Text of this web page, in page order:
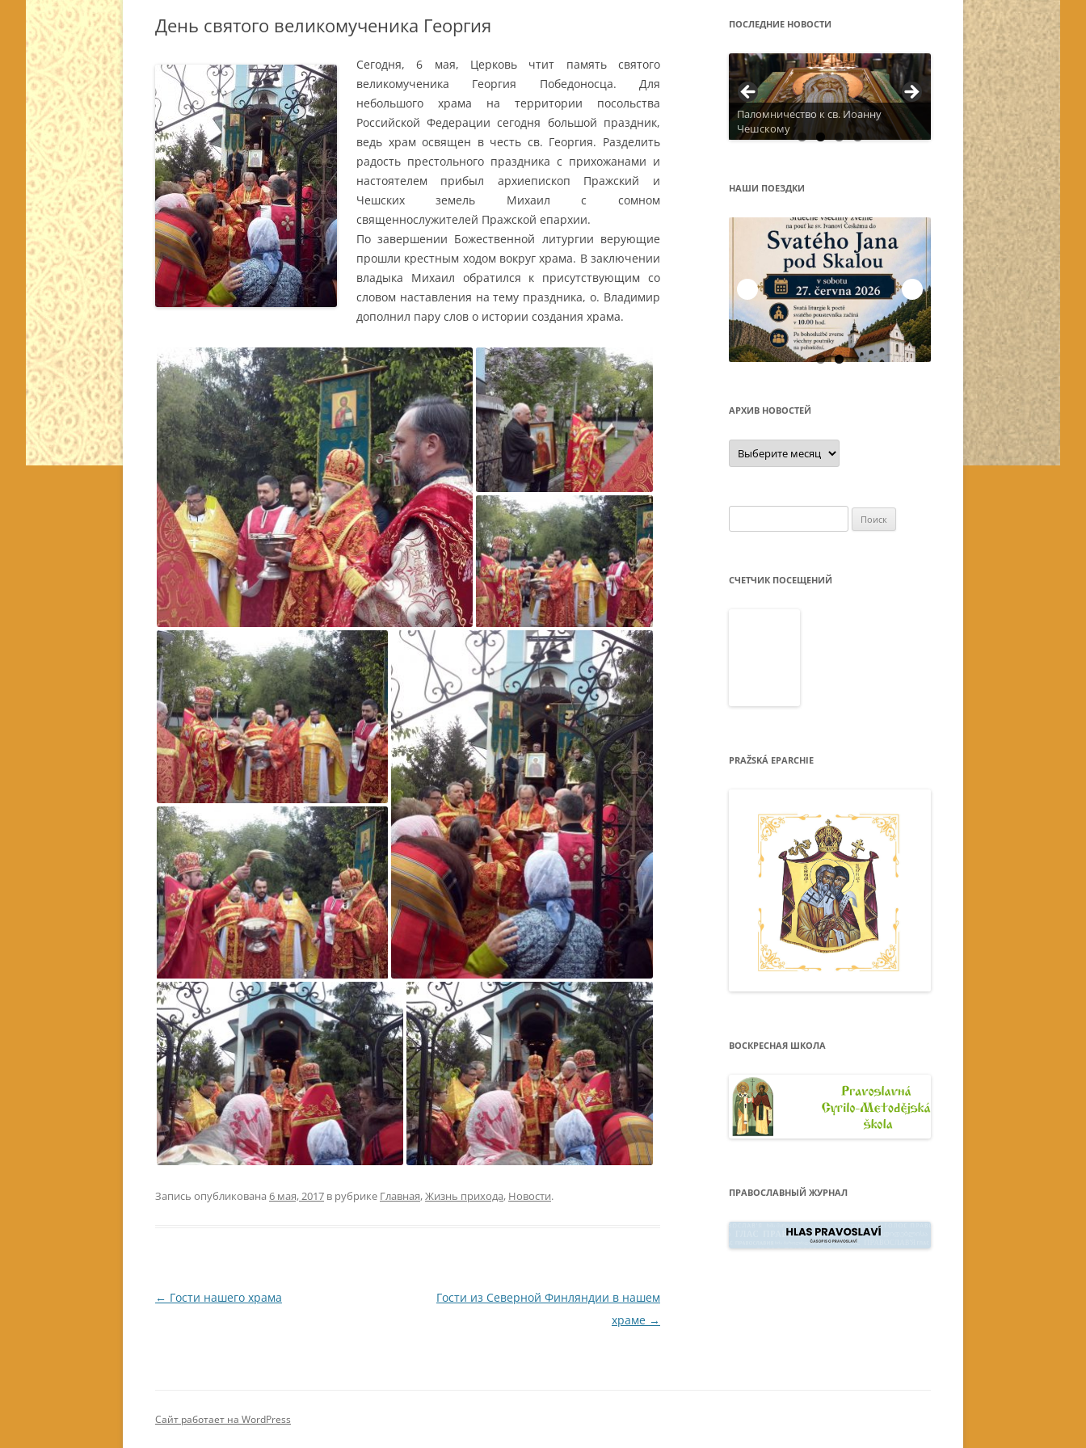
День святого великомученика Георгия
Сегодня, 6 мая, Церковь чтит память святого
великомученика Георгия Победоносца. Для
небольшого храма на территории посольства
Российской Федерации сегодня большой праздник,
ведь храм освящен в честь св. Георгия. Разделить
радость престольного праздника с прихожанами и
настоятелем прибыл архиепископ Пражский и
Чешских земель Михаил с сомном
священнослужителей Пражской епархии.
По завершении Божественной литургии верующие
прошли крестным ходом вокруг храма. В заключении
владыка Михаил обратился к присутствующим со
словом наставления на тему праздника, о. Владимир
дополнил пару слов о истории создания храма.
Запись опубликована 6 мая, 2017 в рубрике Главная,Жизнь прихода, Новости.
Навигация
← Гости нашего храма
Гости из Северной Финляндии в нашем
храме →
ПОСЛЕДНИЕ НОВОСТИ
Паломничество к св. Иоанну
Чешскому
Актуальное расписание
НАШИ ПОЕЗДКИ
Остров Корфу Остров Корфу
АРХИВ НОВОСТЕЙ
Архив
новостей
СЧЕТЧИК ПОСЕЩЕНИЙ
PRAŽSKÁ EPARCHIE
ВОСКРЕСНАЯ ШКОЛА
ПРАВОСЛАВНЫЙ ЖУРНАЛ
Сайт работает на WordPress